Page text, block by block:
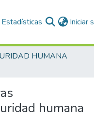
Estadísticas Iniciar
HUMANA
humana